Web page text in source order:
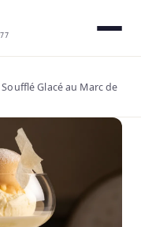
Glacé au Marc de